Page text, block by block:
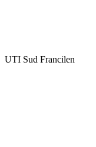
UTI Sud Francilen